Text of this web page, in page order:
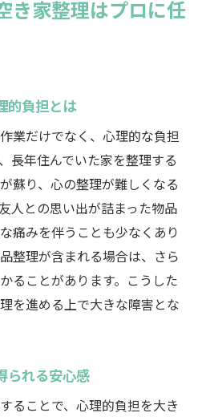
き家整理はプロに任
的負担とは
業だけでなく、心理的な負担
長年住んでいた家を整理する
蘇り、心の整理が難しくなる
人との思い出が詰まった物品
痛みを伴うことも少なくあり
整理が含まれる場合は、さら
ることがあります。こうした
を進める上で大きな障害とな
られる安心感
ることで、心理的負担を大き